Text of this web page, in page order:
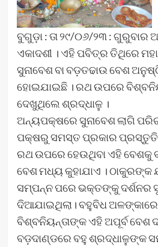
ବୁଗୁଡ଼ା : ତା ୨୯/୦୬/୨୩ : ଗୁରୁବାର
ଏକାଦଶୀ । ଏହି ପବିତ୍ର ତିଥିରେ
ସୁନାବେଶ ବା ବଡ଼ତଢାଉ ବେଶ
ହୋଇଯାଇଛି । ରଥ ଉପରେ
ଦେଖୁଥିଲେ ଶ୍ରଦ୍ଧାଳୁ ।
ଅନ୍ୟପକ୍ଷରେ ସୁନାବେଶ ଲାଗି
ପକ୍ଷରୁ ସମସ୍ତ ପ୍ରକାର ପ୍ରସ୍ତୁତି
ରଥ ଉପରେ ହେଉଥିବା ଏହି ବେଶକୁ
ବେଶ ମଧ୍ୟ କୁହାଯାଏ । ଠାକୁରଙ୍କ
ସମ୍ପନ୍ନ ପରେ ଭକ୍ତଙ୍କୁ ଦର୍ଶନର
ଦିଆଯାଇଥିଲା। ବହୁବିଧ
ବିଶ୍ବନିୟନ୍ତାଙ୍କ ଏହି ଅପୂର୍ବ ବେଶ
ବଡ଼ଦାଣ୍ଡରେ ବହୁ ଶ୍ରଦ୍ଧାଳୁଙ୍କ